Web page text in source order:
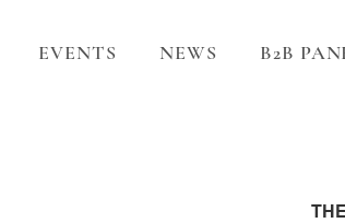
EVENTS NEWS B2B